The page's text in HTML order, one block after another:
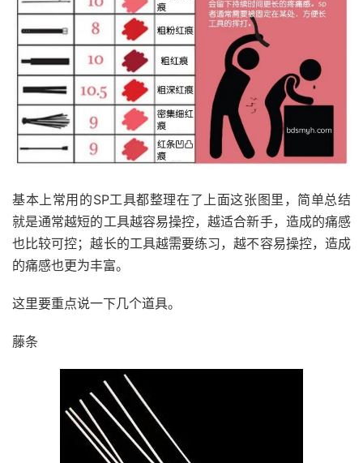
基本上常用的SP工具都整理在了上面这张图里，简单总结
就是通常越短的工具越容易操控，越适合新手，造成的痛感
也比较可控；越长的工具越需要练习，越不容易操控，造成
的痛感也更为丰富。
这里要重点说一下几个道具。
藤条